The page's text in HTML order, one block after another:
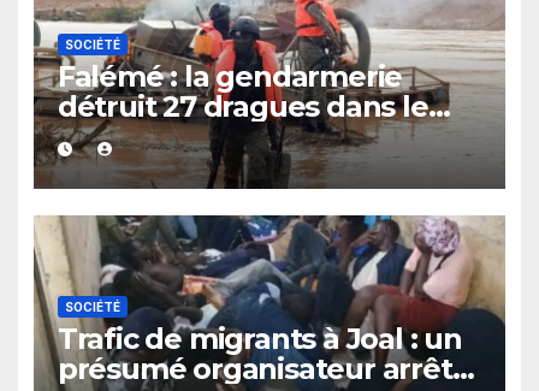
SOCIÉTÉ
Falémé : la gendarmerie
détruit 27 dragues dans le
cadre de la lutte contre
l’exploitation illégale
SOCIÉTÉ
Trafic de migrants à Joal : un
présumé organisateur arrêté,